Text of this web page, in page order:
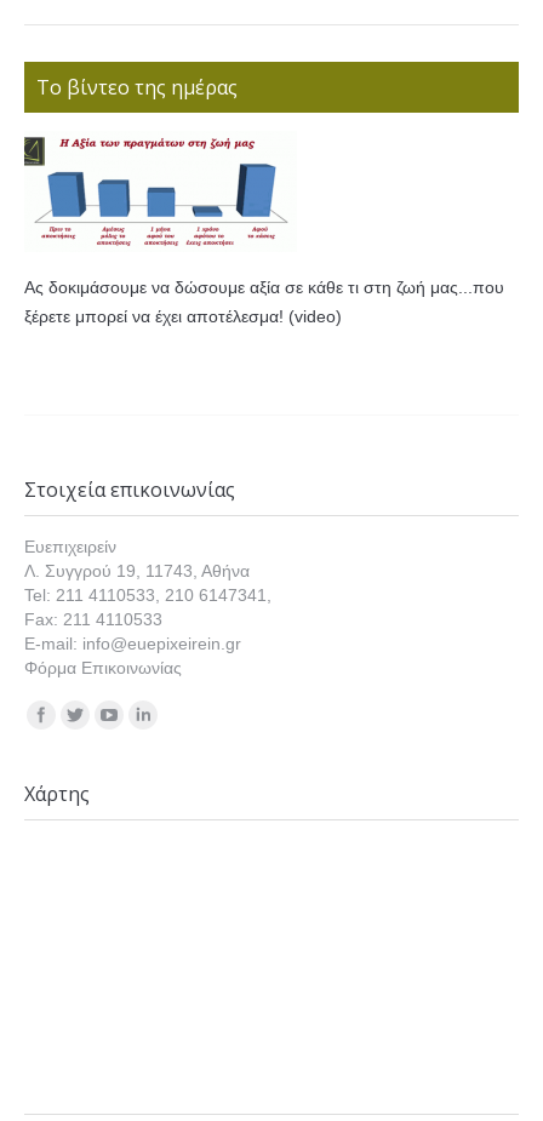
Το βίντεο της ημέρας
Ας δοκιμάσουμε να δώσουμε αξία σε κάθε τι στη ζωή μας...που
ξέρετε μπορεί να έχει αποτέλεσμα! (video)
Στοιχεία επικοινωνίας
Ευεπιχειρείν
Λ. Συγγρού 19, 11743, Αθήνα
Tel: 211 4110533, 210 6147341,
Fax: 211 4110533
E-mail: info@euepixeirein.gr
Φόρμα Επικοινωνίας
Find us on:
Χάρτης